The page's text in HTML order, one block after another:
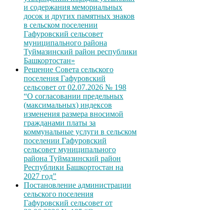
и содержания мемориальных
досок и других памятных знаков
в сельском поселении
Гафуровский сельсовет
муниципального района
Туймазинский район республики
Башкортостан»
Решение Совета сельского
поселения Гафуровский
сельсовет от 02.07.2026 № 198
“О согласовании предельных
(максимальных) индексов
изменения размера вносимой
гражданами платы за
коммунальные услуги в сельском
поселении Гафуровский
сельсовет муниципального
района Туймазинский район
Республики Башкортостан на
2027 год”
Постановление администрации
сельского поселения
Гафуровский сельсовет от